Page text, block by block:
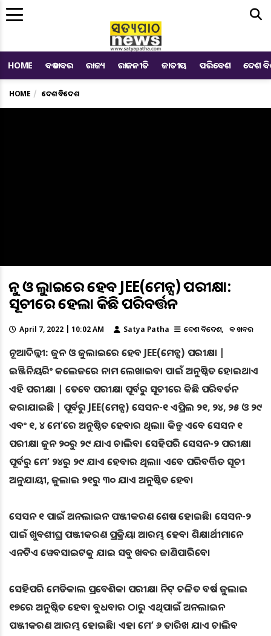
HOME ବଡ ଖବର ରାଜ୍ୟ ରାଜନୀତି ଜାତୀୟ ପରିବେଶ ଦେଶ
HOME ଦେଶ ବିଦେଶ
ଜୁନ ଓ ଜୁଲାଇରେ ହେବ JEE(ମେନ୍ସ) ପରୀକ୍ଷା:
ସୂଚୀରେ ହେଲା କିଛି ପରିବର୍ତ୍ତନ
April 7, 2022 | 10:02 AM Satya Patha ଦେଶ ବିଦେଶ ବଡ ଖବର
ନୂଆଦିଲ୍ଲୀ: ଜୁନ ଓ ଜୁଲାଇରେ ହେବ JEE(ମେନ୍ସ) ପରୀକ୍ଷା |
ଇଞ୍ଜିନିୟରିଂ କଲେଜରେ ନାମ ଲେଖାଇବା ପାଇଁ ଅନୁଷ୍ଠିତ ହୋଇଥାଏ
ଏହି ପରୀକ୍ଷା | ତେବେ ପରୀକ୍ଷା ପୂର୍ବରୁ ସୂଚୀରେ କିଛି ପରିବର୍ତନ
କରାଯାଇଛି | ପୂର୍ବରୁ JEE(ମେନ୍ସ) ସେସନ-୧ ଏପ୍ରିଲ ୨୧, ୨୪, ୨୫ ଓ ୨୯
ଏବଂ ୧, ୪ ମେ’ରେ ଅନୁଷ୍ଠିତ ହେବାର ଥିଲା। କିନ୍ତୁ ଏବେ ସେସନ ୧
ପରୀକ୍ଷା ଜୁନ ୨୦ରୁ ୨୯ ଯାଏ ଚାଲିବ। ସେହିପରି ସେସନ-୨ ପରୀକ୍ଷା
ପୂର୍ବରୁ ମେ’ ୨୪ରୁ ୨୯ ଯାଏ ହେବାର ଥିଲା। ଏବେ ପରିବର୍ତ୍ତିତ ସୂଚୀ
ଅନୁଯାୟୀ, ଜୁଲାଇ ୨୧ରୁ ୩୦ ଯାଏ ଅନୁଷ୍ଠିତ ହେବ।
ସେସନ ୧ ପାଇଁ ଅନଲାଇନ ପଞ୍ଜୀକରଣ ଶେଷ ହୋଇଛି। ସେସନ-୨
ପାଇଁ ଖୁବଶୀଘ୍ର ପଞ୍ଜୀକରଣ ପ୍ରକ୍ରିୟା ଆରମ୍ଭ ହେବ। ଶିକ୍ଷାର୍ଥୀମାନେ
ଏନଟିଏ ୱେବସାଇଟକୁ ଯାଇ ସବୁ ଖବର ଜାଣିପାରିବେ।
ସେହିପରି ମେଡିକାଲ ପ୍ରବେଶିକା ପରୀକ୍ଷା ନିଟ୍‌ ଚଳିତ ବର୍ଷ ଜୁଲାଇ
୧୭ରେ ଅନୁଷ୍ଠିତ ହେବ। ବୁଧବାର ଠାରୁ ଏଥିପାଇଁ ଅନଲାଇନ
ପଞ୍ଜୀକରଣ ଆରମ୍ଭ ହୋଇଛି। ଏହା ମେ’ ୬ ତାରିଖ ଯାଏ ଚାଲିବ